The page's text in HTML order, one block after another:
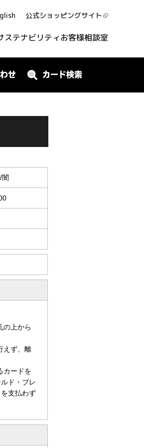
公式ショッピングサイト
ステナビリティお客様相談室
せ カード検索
闇
の上から
えず、離
カードを
ド・ブレ
支払わず